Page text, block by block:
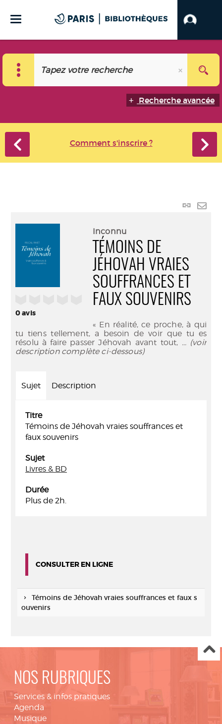
Recherche avancée
Comment s'inscrire ?
Lien
0avis
Inconnu
TÉMOINS DE
JÉHOVAH VRAIES
SOUFFRANCES ET
FAUX SOUVENIRS
« En réalité, ce proche, à qui
tu tiens tellement, a besoin de voir que tu es
résolu à faire passer Jéhovah avant tout, ... (voir
description complète ci-dessous)
Sujet Description
Titre
Témoins de Jéhovah vraies souffrances et
faux souvenirs
Sujet
Livres & BD
Durée
Plus de 2h.
CONSULTER EN LIGNE
Témoins de Jéhovah vraies souffrances et faux s
ouvenirs
NOS RUBRIQUES
Services & infos pratiques
Agenda
Musique